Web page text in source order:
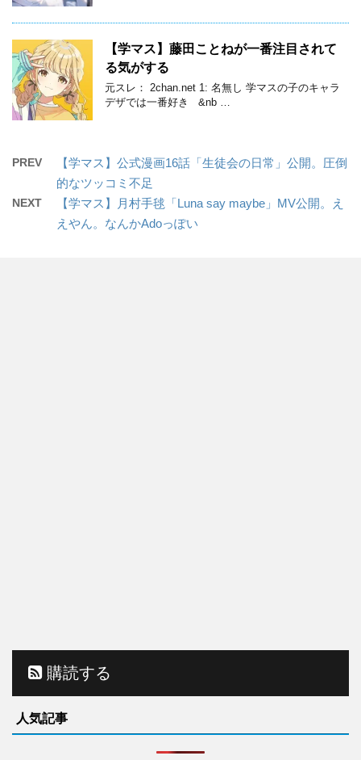
【学マス】藤田ことねが一番注目されて
る気がする
元スレ： 2chan.net 1: 名無し 学マスの子のキャラ
デザでは一番好き &nb …
PREV
【学マス】公式漫画16話「生徒会の日常」公開。圧倒
的なツッコミ不足
NEXT
【学マス】月村手毬「Luna say maybe」MV公開。え
えやん。なんかAdoっぽい
購読する
人気記事